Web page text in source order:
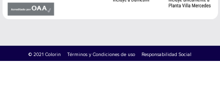
© 2021 Colorin Términos y Condiciones de uso Responsabilidad Social